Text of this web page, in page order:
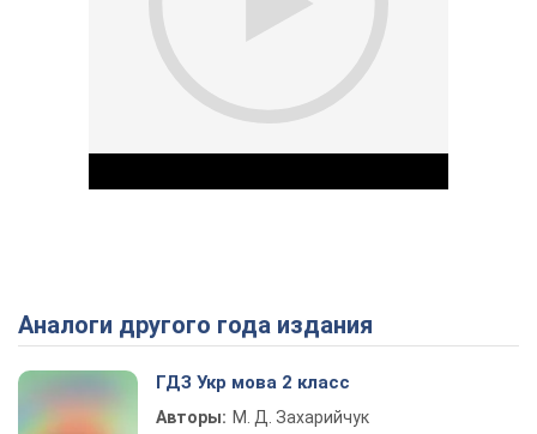
Play Video
Аналоги другого года издания
ГДЗ Укр мова 2 класс
Авторы: М. Д. Захарийчук